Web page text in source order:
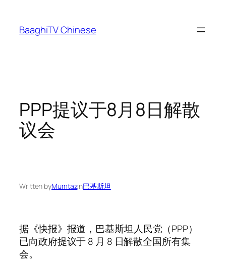
content
BaaghiTV Chinese
PPP提议于8月8日解散
议会
Written byMumtazin巴基斯坦
据《快报》报道，巴基斯坦人民党（PPP）
已向政府提议于 8 月 8 日解散全国所有集
会。